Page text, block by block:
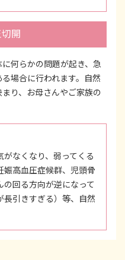
開
何らかの問題が起き、急
場合に行われます。自然
り、お母さんやご家族の
なくなり、弱ってくる
娠高血圧症候群、児頭骨
回る方向が逆になって
長引きすぎる）等、自然